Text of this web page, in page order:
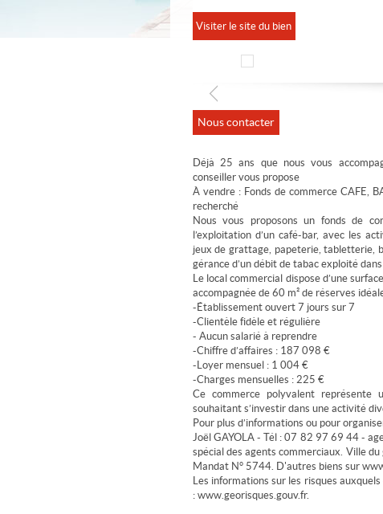
Visiter le site du bien
Nous contacter
Déjà 25 ans que nous vous
conseiller vous propose
À vendre : Fonds de commerce CAFE,
recherché
Nous vous proposons un fonds de
l’exploitation d’un café-bar, avec les
jeux de grattage, papeterie, tabletterie,
gérance d’un débit de tabac exploité
Le local commercial dispose d’une
accompagnée de 60 m² de réserves
-Établissement ouvert 7 jours sur 7
-Clientèle fidèle et régulière
- Aucun salarié à reprendre
-Chiffre d’affaires : 187 098 €
-Loyer mensuel : 1 004 €
-Charges mensuelles : 225 €
Ce commerce polyvalent représente
souhaitant s’investir dans une activité
Pour plus d’informations ou pour
Joël GAYOLA - Tél : 07 82 97 69 44 -
spécial des agents commerciaux. Ville
Mandat N° 5744. D'autres biens sur
Les informations sur les risques
: www.georisques.gouv.fr.